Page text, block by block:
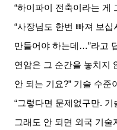
“하이파이 전축이라는 게
“사장님도 한번 빠져 보십
만들어야 하는데 …”라고
연암은 그 순간을 놓치지
안 되는 기요?” 기술 수준
“그렇다면 문제없구만. 기
그래도 안 되면 외국 기술